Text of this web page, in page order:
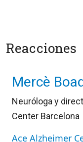
Reacciones
Mercè
Neuróloga y
Center Barcelona
Ace Alzheimer